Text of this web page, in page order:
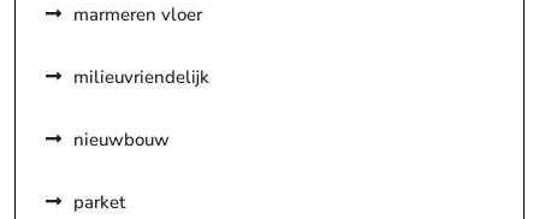
marmeren vloer
milieuvriendelijk
nieuwbouw
parket